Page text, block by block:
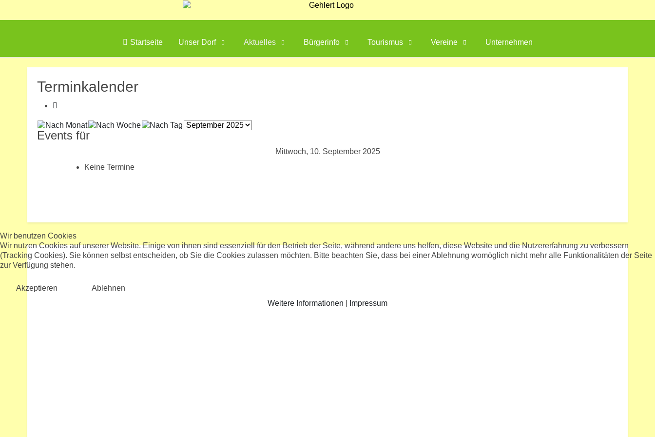
Startseite Unser Dorf Aktuelles Bürgerinfo Tourismus Vereine Unternehmen
Terminkalender
Events für
Mittwoch, 10. September 2025
Keine Termine
Wir benutzen Cookies
Wir nutzen Cookies auf unserer Website. Einige von ihnen sind essenziell für den Betrieb der Seite, während andere uns helfen, diese Website und die Nutzererfahrung zu verbessern
(Tracking Cookies). Sie können selbst entscheiden, ob Sie die Cookies zulassen möchten. Bitte beachten Sie, dass bei einer Ablehnung womöglich nicht mehr alle Funktionalitäten der Seite
zur Verfügung stehen.
Akzeptieren
Ablehnen
Weitere Informationen
Impressum